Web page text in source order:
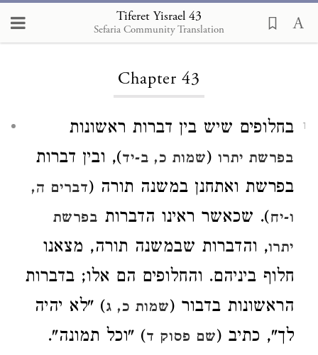
Tiferet Yisrael 43
Sefaria Community Translation
Loading...
Chapter 43
1 בחלופים שיש בין דברות ראשונות
בפרשת יתרו (שמות כ, ב-יד), ובין דברות
בפרשת ואתחנן במשנה תורה (דברים ה,
ו-יח). שכאשר ראינו הדברות בפרשת
יתרו, והדברות שבמשנה תורה, מצאנו
חלוף ביניהם. והחלופים הם אלו; בדברות
הראשונות בדבור (שמות כ, ג) "לא יהיה
לך", כתיב (שם פסוק ד) "וכל תמונה".